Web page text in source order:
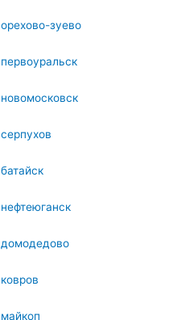
орехово-зуево
первоуральск
новомосковск
серпухов
батайск
нефтеюганск
домодедово
ковров
майкоп